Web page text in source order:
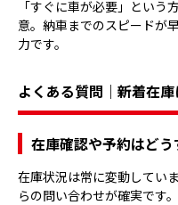
「すぐに車が必要」という
意。納車までのスピードが
力です。
よくある質問｜新着在
在庫確認や予約はどう
在庫状況は常に変動してい
らの問い合わせが確実です。